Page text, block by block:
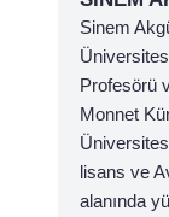
Sinem
Profesörü
Monnet
lisans ve
alanında